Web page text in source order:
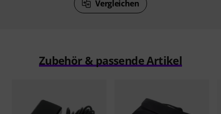
Vergleichen
Zubehör & passende Artikel